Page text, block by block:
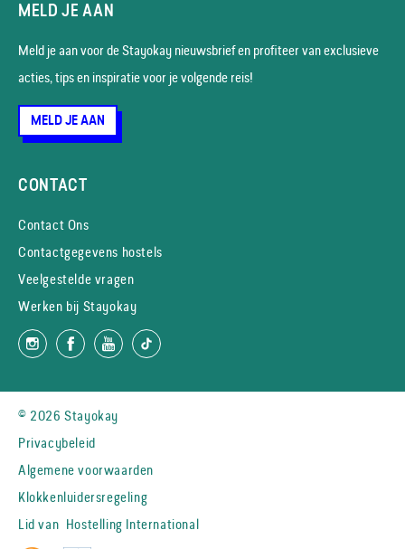
MELD JE AAN
Meld je aan voor de Stayokay nieuws­brief en profiteer van exclusieve
acties, tips en inspiratie voor je volgende reis!
MELD JE AAN
CONTACT
Contact Ons
Contactgegevens hostels
Veelgestelde vragen
Werken bij Stayokay
© 2026 Stayokay
Privacybeleid
Algemene voorwaarden
Klokkenluidersregeling
Lid van Hostelling International